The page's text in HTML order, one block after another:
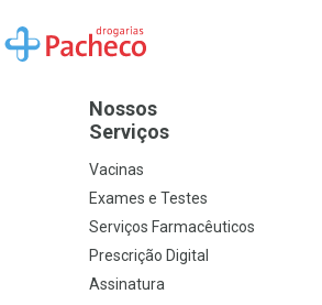
Ir para a Home
Nossos
Serviços
Vacinas
Exames e Testes
Serviços Farmacêuticos
Prescrição Digital
Assinatura